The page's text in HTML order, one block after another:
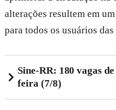
alterações resultem em
para todos os usuários das
Sine-RR: 180 vagas
feira (7/8)